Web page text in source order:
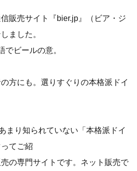
販売サイト『bier.jp』（ビア・ジ
ました。
でビールの意。
方にも。選りすぐりの本格派ドイ
まり知られていない「本格派ドイ
てご紹
の専門サイトです。ネット販売で